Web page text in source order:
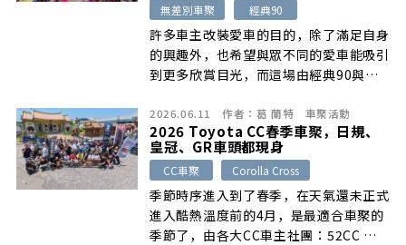
無差別車聚
經典90
許多車主改裝愛車的目的，除了滿足自身
的興趣外，也希望與眾不同的愛車能吸引
到更多欣賞目光，而這場由經典90與
Taiwan室內車聚活動，就是最佳展示舞
台之一，我們就來看看展出期間有哪些美
車出現吧。
2026.06.11 作者： 葛 蘭特 車聚活動
2026 Toyota CC春季車聚，日規、
皇冠、GR車頭都現身
CC車聚 Corolla Cross
季節時序進入到了春季，在天氣還未正式
進入酷熱溫度前的4月，是最適合車聚的
季節了，由各大CC車主社團：52CC 我